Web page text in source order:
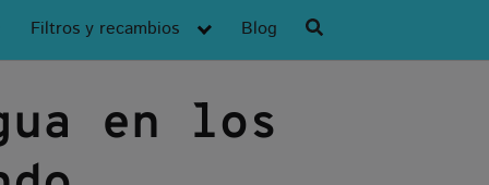
Filtros y recambios Blog
en los